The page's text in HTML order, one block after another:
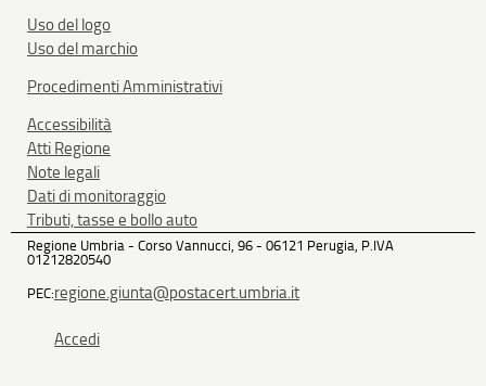
Uso del logo
Uso del marchio
Procedimenti Amministrativi
Accessibilità
Atti Regione
Note legali
Dati di monitoraggio
Tributi, tasse e bollo auto
Regione Umbria - Corso Vannucci, 96 - 06121 Perugia, P.IVA
01212820540
PEC:regione.giunta@postacert.umbria.it
Accedi